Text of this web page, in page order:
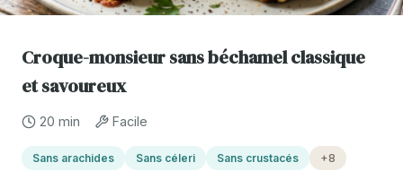
Croque-monsieur sans béchamel classique
et savoureux
20 min Facile
Sans arachides Sans céleri Sans crustacés +8